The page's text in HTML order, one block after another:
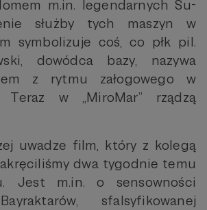
m.in. legendarnych Su-
służby tych maszyn w
symbolizuje coś, co płk pil.
dowódca bazy, nazywa
z rytmu załogowego w
Teraz w „MiroMar” rządzą
uwadze film, który z kolegą
dwa tygodnie temu
Jest m.in. o sensowności
sfalsyfikowanej